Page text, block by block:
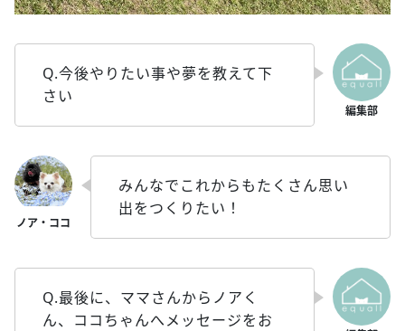
Q.今後やりたい事や夢を教えて下
さい
みんなでこれからもたくさん思い
出をつくりたい！
Q.最後に、ママさんからノアく
ん、ココちゃんへメッセージをお